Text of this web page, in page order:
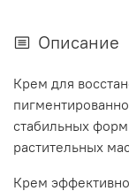
Описание
Крем для
стабильных
растительных
Крем